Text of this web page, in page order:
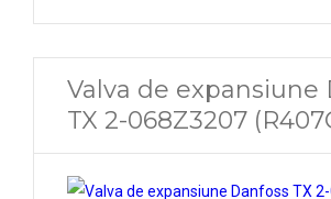
Valva de expansiune
TX 2-068Z3207